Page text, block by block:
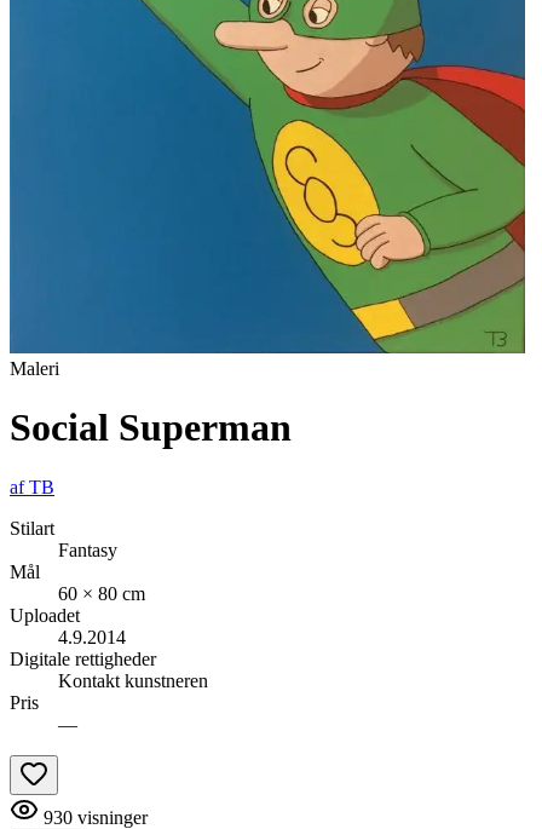
Maleri
Social Superman
afTB
Stilart
Fantasy
Mål
60 × 80 cm
Uploadet
4.9.2014
Digitale rettigheder
Kontakt kunstneren
Pris
—
930 visninger